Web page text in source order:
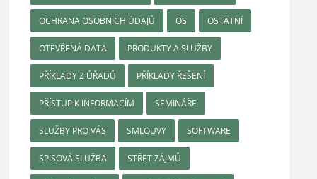
OCHRANA OSOBNÍCH ÚDAJŮ OS OSTATNÍ
OTEVŘENÁ DATA PRODUKTY A SLUŽBY
PŘÍKLADY Z ÚŘADŮ PŘÍKLADY ŘEŠENÍ
PŘÍSTUP K INFORMACÍM SEMINÁŘE
SLUŽBY PRO VÁS SMLOUVY SOFTWARE
SPISOVÁ SLUŽBA STŘET ZÁJMŮ